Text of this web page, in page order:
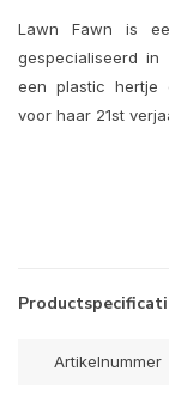
Lawn Fawn is
gespecialiseerd
een plastic hertje
voor haar 21st
Artikelnummer